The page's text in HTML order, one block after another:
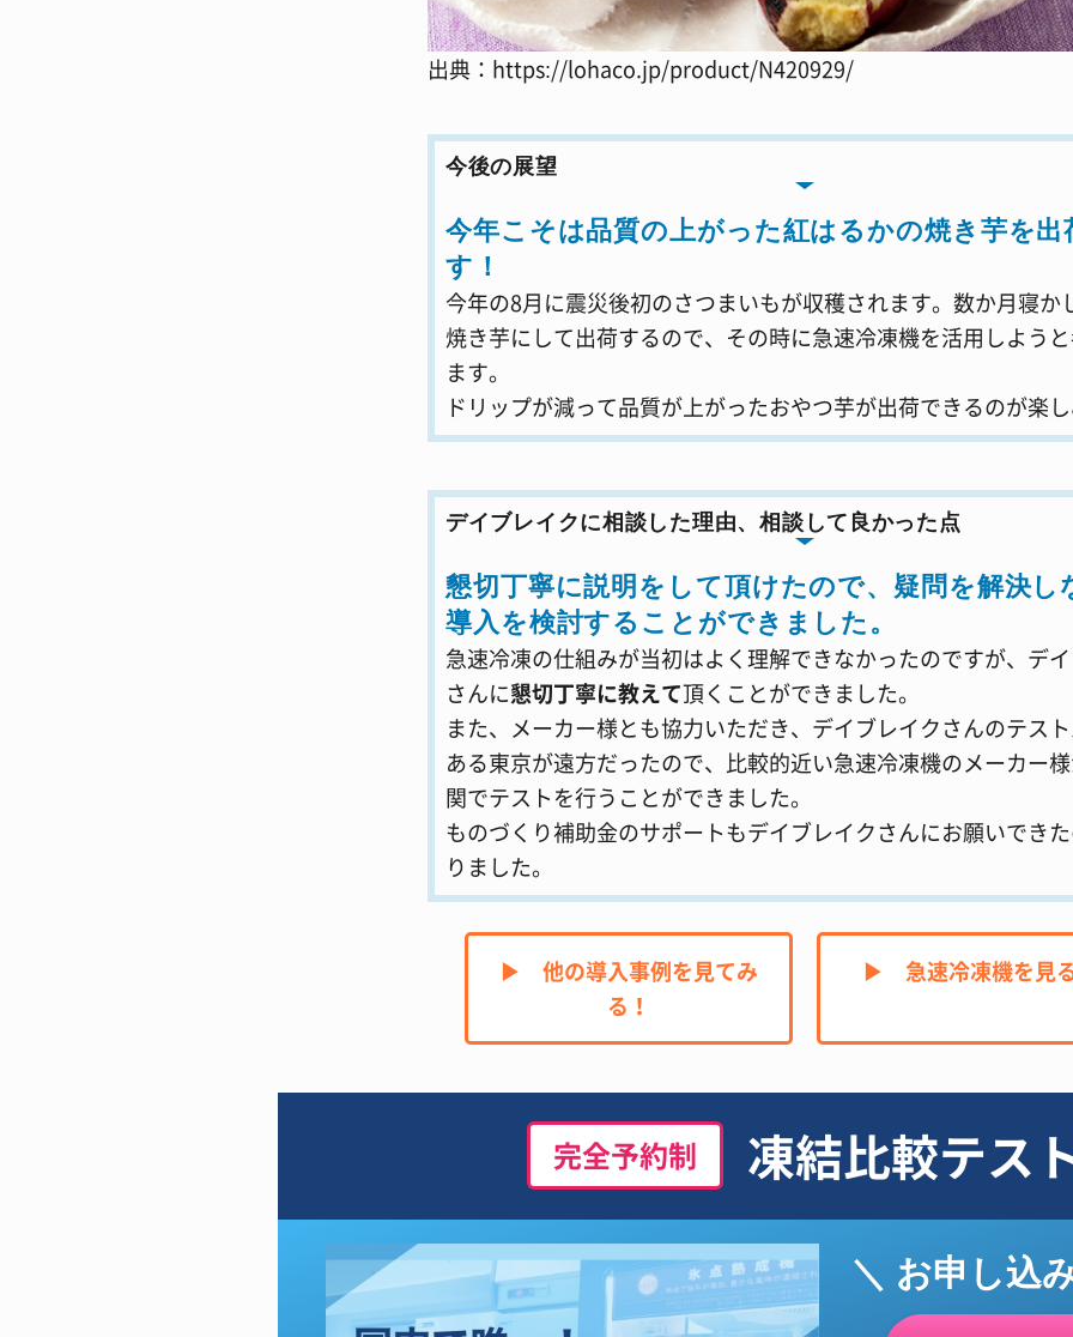
出典：https://lohaco.jp/product/N420929/
今後の展望
今年こそは品質の上がった紅はるかの焼き芋を出
す！
今年の8月に震災後初のさつまいもが収穫されます。数か月寝か
焼き芋にして出荷するので、その時に急速冷凍機を活用しよう
ます。
ドリップが減って品質が上がったおやつ芋が出荷できるのが楽
デイブレイクに相談した理由、相談して良かった点
懇切丁寧に説明をして頂けたので、疑問を解決し
導入を検討することができました。
急速冷凍の仕組みが当初はよく理解できなかったのですが、デ
さんに懇切丁寧に教えて頂くことができました。
また、メーカー様とも協力いただき、デイブレイクさんのテス
ある東京が遠方だったので、比較的近い急速冷凍機のメーカー
関でテストを行うことができました。
ものづくり補助金のサポートもデイブレイクさんにお願いでき
りました。
▶︎ 他の導入事例を見てみ
る！
▶︎ 急速冷凍機を見
完全予約制 凍結比較テス
＼ お申し込